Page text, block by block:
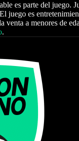
es parte del juego.
juego es
venta a menores de
.